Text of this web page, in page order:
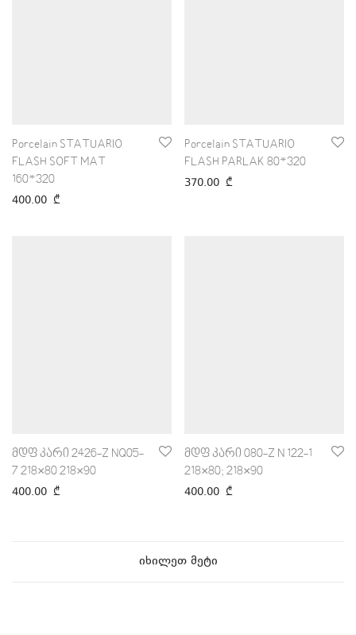
Porcelain STATUARIO
FLASH SOFT MAT
160*320
400.00 ₾
Porcelain STATUARIO
FLASH PARLAK 80*320
370.00 ₾
მდფ კარი 2426-Z NQ05-
7 218×80 218×90
400.00 ₾
მდფ კარი 080-Z N 122-1
218×80; 218×90
400.00 ₾
იხილეთ მეტი